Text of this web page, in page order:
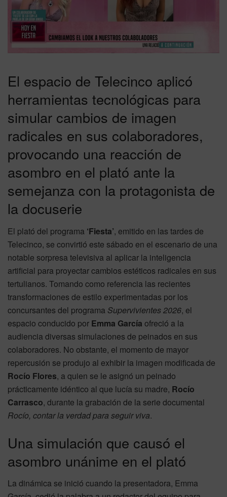
El espacio de Telecinco aplicó
herramientas tecnológicas para
simular cambios de imagen
radicales en sus colaboradores,
provocando una reacción de
asombro en el plató ante la
semejanza con la protagonista de
la docuserie
El plató del programa ‘Fiesta’, emitido en las tardes de
Telecinco, se convirtió este sábado en el escenario de una
notable sorpresa televisiva al aplicar la inteligencia
artificial para proyectar cambios estéticos radicales en sus
tertulianos. Tomando como referencia las recientes
transformaciones de estilo experimentadas por los
concursantes del programa Supervivientes 2026, el
espacio conducido por Emma García ofreció a la
audiencia diversas simulaciones de peinados en sus
colaboradores. No obstante, el momento de mayor
repercusión se produjo al exhibir la imagen modificada de
Rocío Flores, a quien se le asignó un peinado
prácticamente idéntico al que lucía su madre, Rocío
Carrasco, durante la grabación de la serie documental
Rocío, contar la verdad para seguir viva.
Una simulación que causó el
asombro unánime en el plató
La dinámica se inició cuando la presentadora, Emma